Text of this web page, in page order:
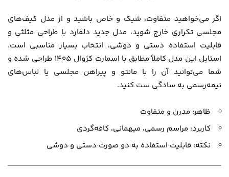
اگر می‌خواهید متفاوت، شیک و خاص باشید و از مدل‌ کیف‌های
مجلسی تکراری خارج شوید، مدل جدید دلفارد با طراحی مثلثی و
قابلیت استفاده دستی و دوشی، انتخاب بسیار مناسبی است.
استایل این مدل کاملاً مطابق با اسمارت کژوال 1405 طراحی شده و
شما می‌توانید آن را با مانتو و پیراهن مجلسی یا لباس‌های
نیمه‌رسمی به سادگی ست کنید.
ظاهر: مدرن و متفاوت
کاربرد: مراسم رسمی، میهمانی، کافه‌گردی
نکته: قابلیت استفاده به دو صورت دستی و دوشی